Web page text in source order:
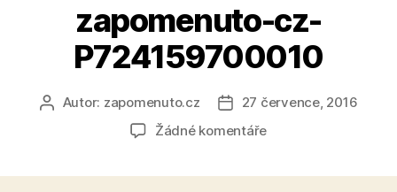
zapomenuto-cz-
P724159700010
AutorAutor: zapomenuto.cz
Datum
příspěvku
27 července, 2016
Žádné komentářeu